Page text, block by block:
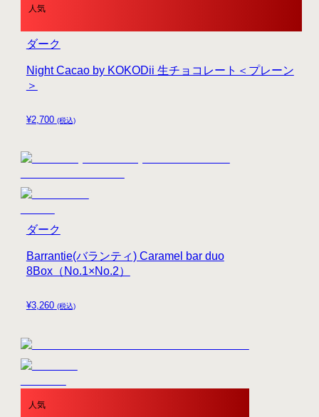
人気
¥2,700 (税込)
Night Cacao by KOKODii 生チョコレート＜プレーン
＞
ダーク
¥3,260 (税込)
Barrantie(バランティ) Caramel bar duo
8Box（No.1×No.2）
ダーク
人気